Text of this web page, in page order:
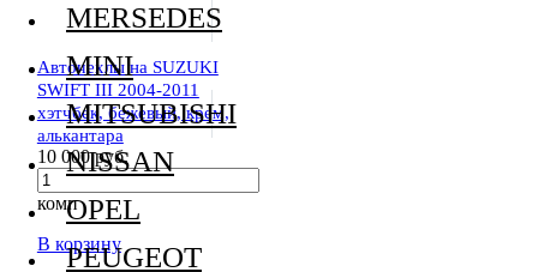
Авточехлы на SUZUKI
SWIFT III 2004-2011
хэтчбек, бежевый, крем,
алькантара
10 000 руб.
комп
В корзину
MERSEDES
MINI
MITSUBISHI
NISSAN
OPEL
PEUGEOT